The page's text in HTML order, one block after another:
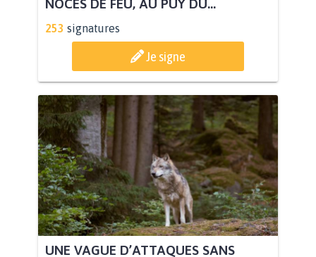
NOCES DE FEU, AU PUY DU...
253 signatures
Je signe
UNE VAGUE D’ATTAQUES SANS